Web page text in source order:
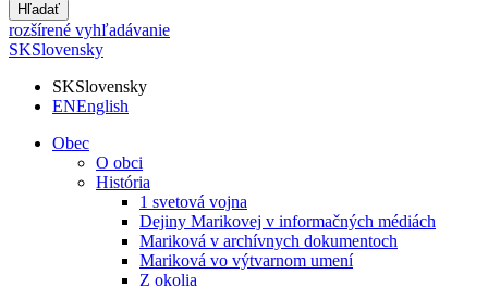
Hľadať
rozšírené vyhľadávanie
SKSlovensky
SKSlovensky
ENEnglish
Obec
O obci
História
1 svetová vojna
Dejiny Marikovej v informačných médiách
Mariková v archívnych dokumentoch
Mariková vo výtvarnom umení
Z okolia